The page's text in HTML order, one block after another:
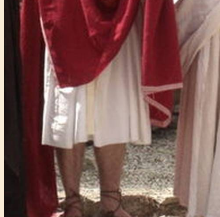
Főtámogató: